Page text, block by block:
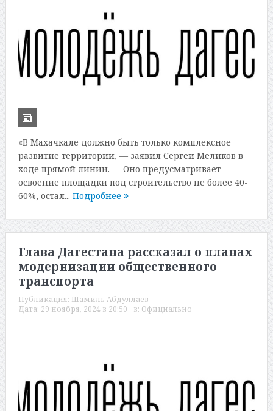
«В Махачкале должно быть только комплексное
развитие территории, — заявил Сергей Меликов в
ходе прямой линии. — Оно предусматривает
освоение площадки под строительство не более 40-
60%, остал... Подробнее
Глава Дагестана рассказал о планах
модернизации общественного
транспорта
Публикация: Шамиль Абдуллаев
Дата: 29 ноября, 2024 в 20:50 в: Официально